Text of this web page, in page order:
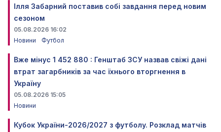
Ілля Забарний поставив собі завдання перед новим
сезоном
05.08.2026 16:02
Новини
Футбол
Вже мінус 1 452 880 : Генштаб ЗСУ назвав свіжі дані
втрат загарбників за час їхнього вторгнення в
Україну
05.08.2026 15:05
Новини
Кубок України-2026/2027 з футболу. Розклад матчів